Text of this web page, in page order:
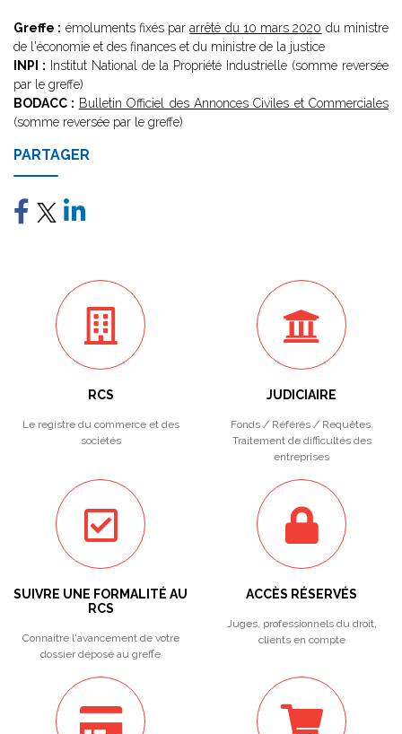
Greffe : émoluments fixés pararrêté du 10 mars 2020 du ministre
de l'économie et des finances et du ministre de la justice
INPI : Institut National de la Propriété Industrielle (somme reversée
par le greffe)
BODACC : Bulletin Officiel des Annonces Civiles et Commerciales
(somme reversée par le greffe)
PARTAGER
RCS
Le registre du commerce et des
sociétés
JUDICIAIRE
Fonds / Référés / Requêtes.
Traitement de difficultés des
entreprises
SUIVRE UNE FORMALITÉ AU
RCS
Connaitre l'avancement de votre
dossier déposé au greffe
ACCÈS RÉSERVÉS
Juges, professionnels du droit,
clients en compte